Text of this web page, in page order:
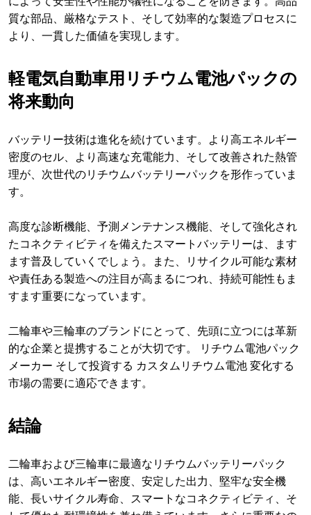
質な部品、厳格なテスト、そして効率的な製造プロセスに
より、一貫した価値を実現します。
軽電気自動車用リチウム電池パックの
将来動向
バッテリー技術は進化を続けています。より高エネルギー
密度のセル、より高速な充電能力、そして改善された熱管
理が、次世代のリチウムバッテリーパックを形作っていま
す。
高度な診断機能、予測メンテナンス機能、そして強化され
たコネクティビティを備えたスマートバッテリーは、ます
ます普及していくでしょう。また、リサイクル可能な素材
や責任ある製造への注目が高まるにつれ、持続可能性もま
すます重要になっています。
二輪車や三輪車のブランドにとって、先頭に立つには革新
的な企業と提携することが大切です。 リチウム電池パック
メーカー そして投資する カスタムリチウム電池 変化する
市場の需要に適応できます。
結論
二輪車および三輪車に最適なリチウムバッテリーパック
は、高いエネルギー密度、安定した出力、堅牢な安全機
能、長いサイクル寿命、スマートなコネクティビティ、そ